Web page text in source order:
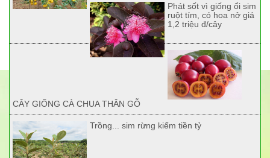
Phát sốt vì giống ổi sim
ruột tím, có hoa nở giá
1,2 triệu đ/cây
CÂY GIỐNG CÀ CHUA THÂN GỖ
Trồng... sim rừng kiếm tiền tỷ